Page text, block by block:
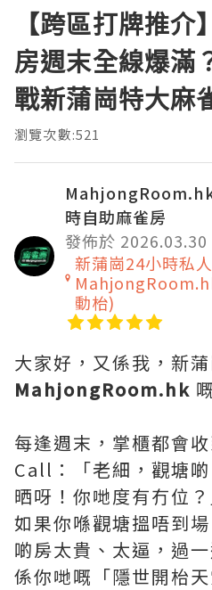
【跨區打牌推
房週末全線爆滿
戰新蒲崗特大麻
瀏覽次數:521
時自助麻雀房
發佈於 2026.03.30
新蒲崗24小時私
動枱)
大家好，又係我，新蒲
MahjongRoom.hk
每逢週末，掌櫃都會
Call：「老細，觀塘
晒呀！你哋度有冇位
如果你喺觀塘搵唔到
啲房太貴、太逼，過
係你哋嘅「隱世開枱天